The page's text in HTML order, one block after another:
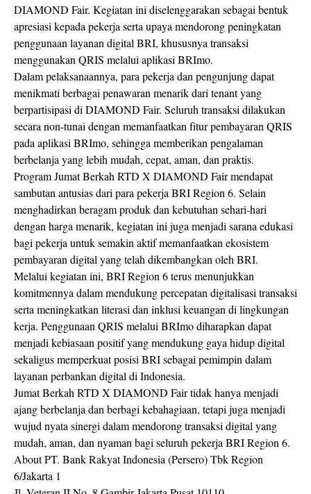
DIAMOND Fair. Kegiatan ini diselenggarakan sebagai bentuk
apresiasi kepada pekerja serta upaya mendorong peningkatan
penggunaan layanan digital BRI, khususnya transaksi
menggunakan QRIS melalui aplikasi BRImo.
Dalam pelaksanaannya, para pekerja dan pengunjung dapat
menikmati berbagai penawaran menarik dari tenant yang
berpartisipasi di DIAMOND Fair. Seluruh transaksi dilakukan
secara non-tunai dengan memanfaatkan fitur pembayaran QRIS
pada aplikasi BRImo, sehingga memberikan pengalaman
berbelanja yang lebih mudah, cepat, aman, dan praktis.
Program Jumat Berkah RTD X DIAMOND Fair mendapat
sambutan antusias dari para pekerja BRI Region 6. Selain
menghadirkan beragam produk dan kebutuhan sehari-hari
dengan harga menarik, kegiatan ini juga menjadi sarana edukasi
bagi pekerja untuk semakin aktif memanfaatkan ekosistem
pembayaran digital yang telah dikembangkan oleh BRI.
Melalui kegiatan ini, BRI Region 6 terus menunjukkan
komitmennya dalam mendukung percepatan digitalisasi transaksi
serta meningkatkan literasi dan inklusi keuangan di lingkungan
kerja. Penggunaan QRIS melalui BRImo diharapkan dapat
menjadi kebiasaan positif yang mendukung gaya hidup digital
sekaligus memperkuat posisi BRI sebagai pemimpin dalam
layanan perbankan digital di Indonesia.
Jumat Berkah RTD X DIAMOND Fair tidak hanya menjadi
ajang berbelanja dan berbagi kebahagiaan, tetapi juga menjadi
wujud nyata sinergi dalam mendorong transaksi digital yang
mudah, aman, dan nyaman bagi seluruh pekerja BRI Region 6.
About PT. Bank Rakyat Indonesia (Persero) Tbk Region
6/Jakarta 1